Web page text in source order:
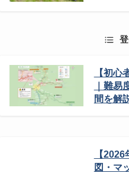
【初心
｜難易
間を解
【
図・マ